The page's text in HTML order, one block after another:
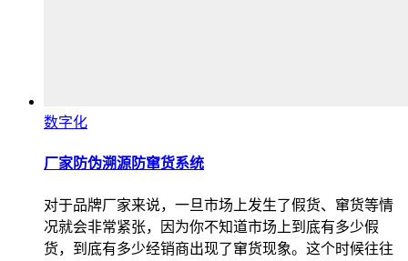
数字化
厂家防伪溯源防窜货系统
对于品牌厂家来说，一旦市场上发生了假货、窜货等情
况就会非常紧张，因为你不知道市场上到底有多少假
货，到底有多少经销商出现了窜货现象。这个时候往往